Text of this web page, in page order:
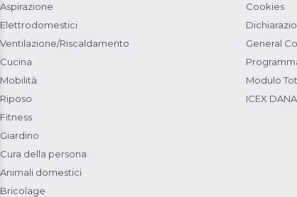
Aspirazione
Elettrodomestici
Ventilazione/Riscaldamento
Cucina
Mobilità
Riposo
Fitness
Giardino
Cura della persona
Animali domestici
Bricolage
Cookies
General
Modulo
ICEX DANA